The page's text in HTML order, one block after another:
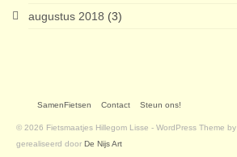
augustus 2018 (3)
SamenFietsen Contact Steun ons!
© 2026 Fietsmaatjes Hillegom Lisse - WordPress Theme by
gerealiseerd door De Nijs Art